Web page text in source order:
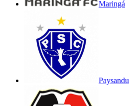
Maringá
Paysandu